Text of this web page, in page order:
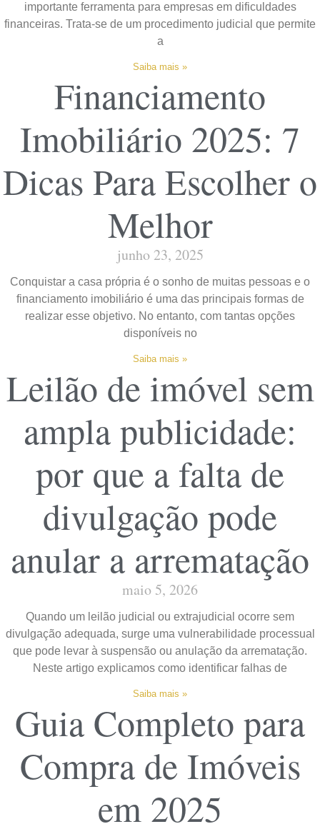
importante ferramenta para empresas em dificuldades
financeiras. Trata-se de um procedimento judicial que permite
a
Saiba mais »
Financiamento
Imobiliário 2025: 7
Dicas Para Escolher o
Melhor
junho 23, 2025
Conquistar a casa própria é o sonho de muitas pessoas e o
financiamento imobiliário é uma das principais formas de
realizar esse objetivo. No entanto, com tantas opções
disponíveis no
Saiba mais »
Leilão de imóvel sem
ampla publicidade:
por que a falta de
divulgação pode
anular a arrematação
maio 5, 2026
Quando um leilão judicial ou extrajudicial ocorre sem
divulgação adequada, surge uma vulnerabilidade processual
que pode levar à suspensão ou anulação da arrematação.
Neste artigo explicamos como identificar falhas de
Saiba mais »
Guia Completo para
Compra de Imóveis
em 2025